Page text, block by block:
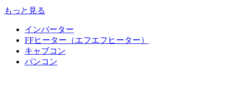
もっと見る
インバーター
FFヒーター（エフエフヒーター）
キャブコン
バンコン